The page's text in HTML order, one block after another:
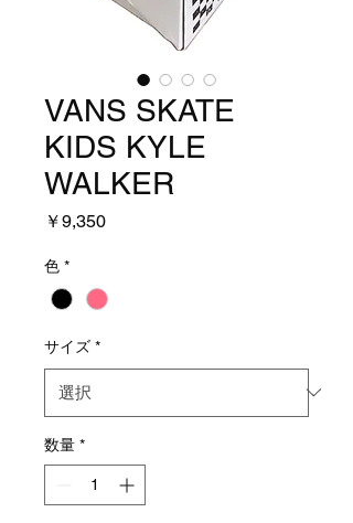
VANS SKATE
KIDS KYLE
WALKER
￥9,350価
色 *
サイズ *
数量 *